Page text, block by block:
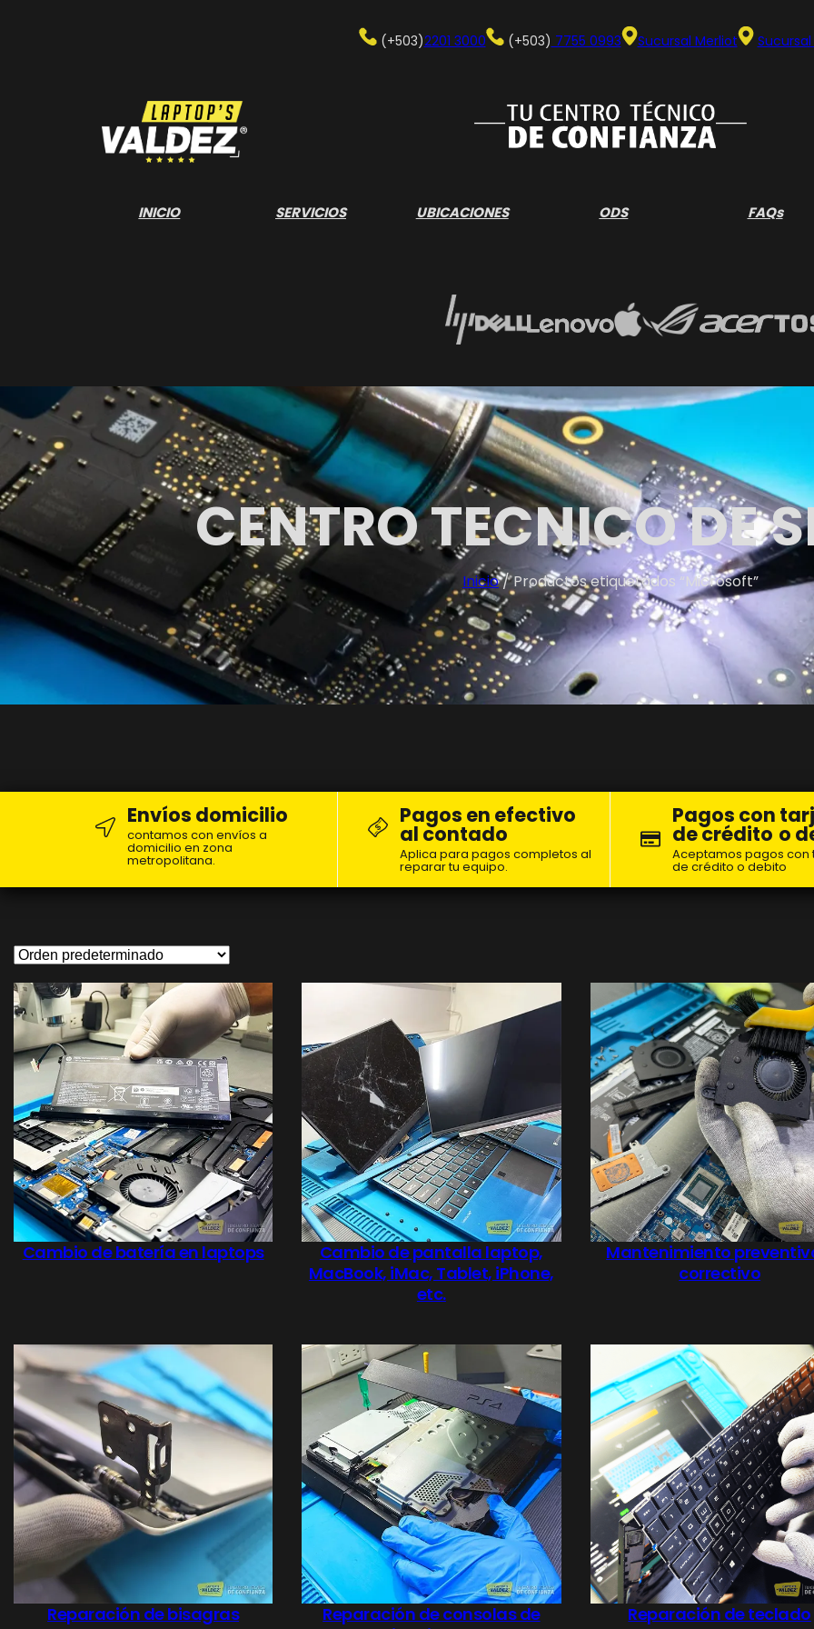
(+503)2201 3000 (+503) 7755 0993 Sucursal Merliot
INICIO SERVICIOS UBICACIONES ODS FAQs
CENTRO TECNICO DE
Inicio/ Productos etiquetados “Microsoft”
Envíos domicilio
contamos con envíos a
domicilio en zona
metropolitana.
Pagos en efectivo
al contado
Aplica para pagos completos al
reparar tu equipo.
Pagos con
de crédito o
Aceptamos pagos con
de crédito o debito
Cambio de batería en laptops
Cambio de pantalla laptop,
MacBook, iMac, Tablet, iPhone,
etc.
Mantenimiento
correctivo
Reparación de bisagras
Reparación de consolas de
Reparación de teclado